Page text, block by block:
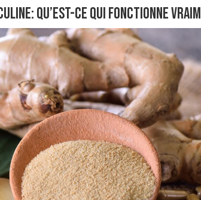
qu’est-ce qui fonctionne